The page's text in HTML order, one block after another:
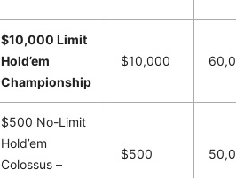
$10,000 Limit
Hold’em
Championship
$10,000
$500 No-Limit
Hold’em
Colossus –
$500